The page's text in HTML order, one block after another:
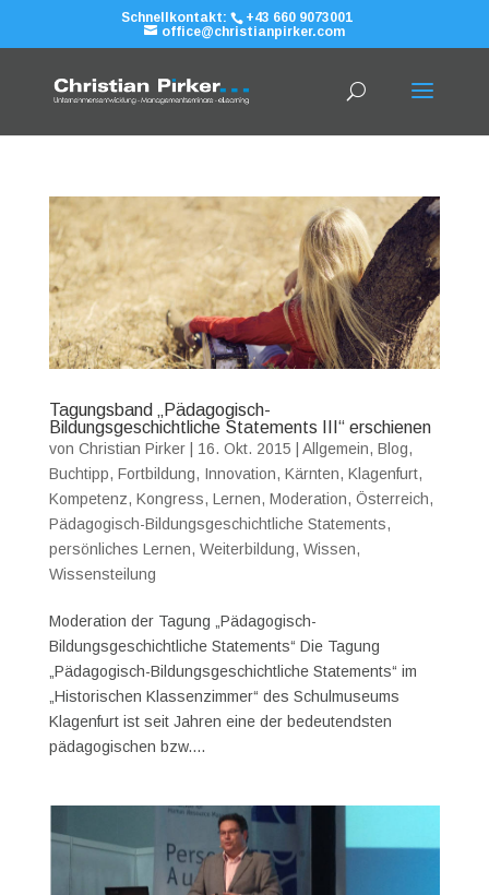
Schnellkontakt:
+43 660 9073001
office@christianpirker.com
Tagungsband „Pädagogisch-
Bildungsgeschichtliche Statements III“ erschienen
von Christian Pirker| 16. Okt. 2015 Allgemein, Blog,
Buchtipp, Fortbildung, Innovation, Kärnten, Klagenfurt,
Kompetenz, Kongress, Lernen, Moderation, Österreich,
Pädagogisch-Bildungsgeschichtliche Statements,
persönliches Lernen, Weiterbildung, Wissen,
Wissensteilung
Moderation der Tagung „Pädagogisch-
Bildungsgeschichtliche Statements“ Die Tagung
„Pädagogisch-Bildungsgeschichtliche Statements“ im
„Historischen Klassenzimmer“ des Schulmuseums
Klagenfurt ist seit Jahren eine der bedeutendsten
pädagogischen bzw....